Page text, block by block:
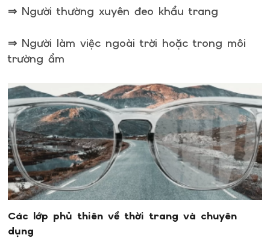
⇒ Người thường xuyên đeo khẩu trang
⇒ Người làm việc ngoài trời hoặc trong môi
trường ẩm
Các lớp phủ thiên về thời trang và chuyên
dụng